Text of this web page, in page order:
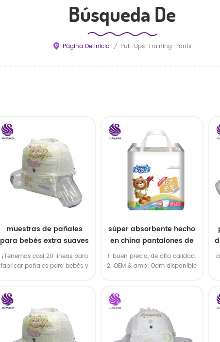
Búsqueda De
Página De Inicio / Pull-Ups-Training-Pants
muestras de pañales
para bebés extra suaves
y súper absorbentes
¡Tenemos casi 20 líneas para
fabricar pañales para bebés y
súper absorbente hecho
en china pantalones de
entrenamiento
desechables para bebés
1. buen precio, de alta calidad.
2. OEM & amp; Odm disponible